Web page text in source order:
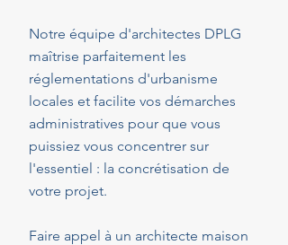
Notre équipe d'architectes DPLG
maîtrise parfaitement les
réglementations d'urbanisme
locales et facilite vos démarches
administratives pour que vous
puissiez vous concentrer sur
l'essentiel : la concrétisation de
votre projet.
Faire appel à un architecte maison